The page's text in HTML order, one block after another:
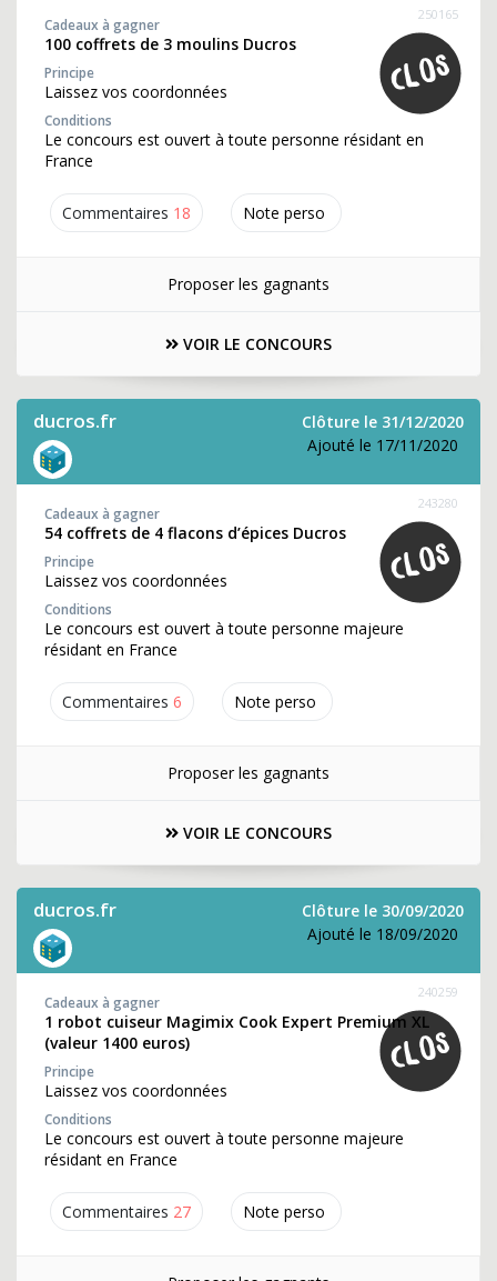
Commentaires 18 Note perso
250165
Cadeaux à gagner
100 coffrets de 3 moulins Ducros
Principe
Laissez vos coordonnées
Conditions
Le concours est ouvert à toute personne résidant en
France
Proposer les gagnants
VOIR LE CONCOURS
ducros.fr
Clôture le 31/12/2020
Ajouté le 17/11/2020
Commentaires 6 Note perso
243280
Cadeaux à gagner
54 coffrets de 4 flacons d’épices Ducros
Principe
Laissez vos coordonnées
Conditions
Le concours est ouvert à toute personne majeure
résidant en France
Proposer les gagnants
VOIR LE CONCOURS
ducros.fr
Clôture le 30/09/2020
Ajouté le 18/09/2020
Commentaires 27 Note perso
240259
Cadeaux à gagner
1 robot cuiseur Magimix Cook Expert Premium XL
(valeur 1400 euros)
Principe
Laissez vos coordonnées
Conditions
Le concours est ouvert à toute personne majeure
résidant en France